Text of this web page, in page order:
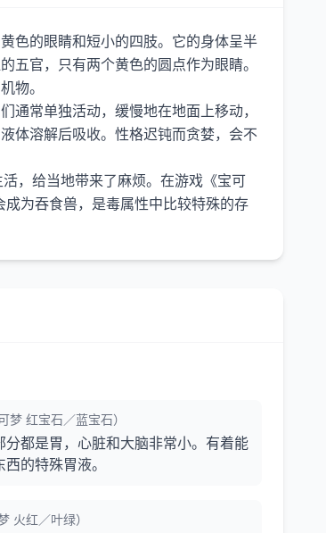
色的眼睛和短小的四肢。它的身体呈半
五官，只有两个黄色的圆点作为眼睛。
物。
通常单独活动，缓慢地在地面上移动，
体溶解后吸收。性格迟钝而贪婪，会不
，给当地带来了麻烦。在游戏《宝可
为吞食兽，是毒属性中比较特殊的存
梦 红宝石／蓝宝石）
分都是胃，心脏和大脑非常小。有着能
的特殊胃液。
火红／叶绿）